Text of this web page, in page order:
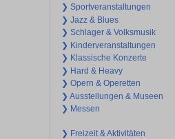
❯ Sportveranstaltungen
❯ Jazz & Blues
❯ Schlager & Volksmusik
❯ Kinderveranstaltungen
❯ Klassische Konzerte
❯ Hard & Heavy
❯ Opern & Operetten
❯ Ausstellungen & Museen
❯ Messen
❯ Freizeit & Aktivitäten